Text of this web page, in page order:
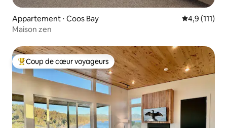
Appartement ⋅ Coos Bay Évaluation
4,9 (111)
Maison zen
Coups de cœur voyageurs les plus appréciés
Coup de cœur voyageurs